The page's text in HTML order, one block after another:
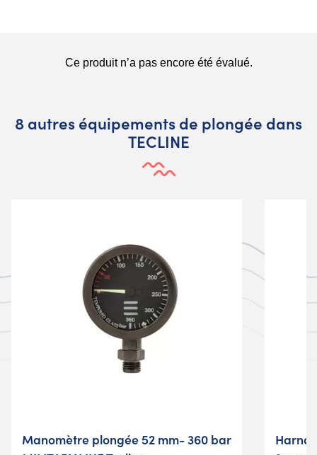
8 autres équipements de plongée dans
TECLINE
Manomètre plongée 52 mm- 360 bar